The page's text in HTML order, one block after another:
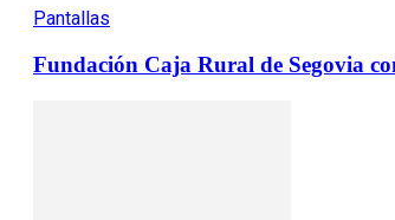
Pantallas
Fundación Caja Rural de Segovia